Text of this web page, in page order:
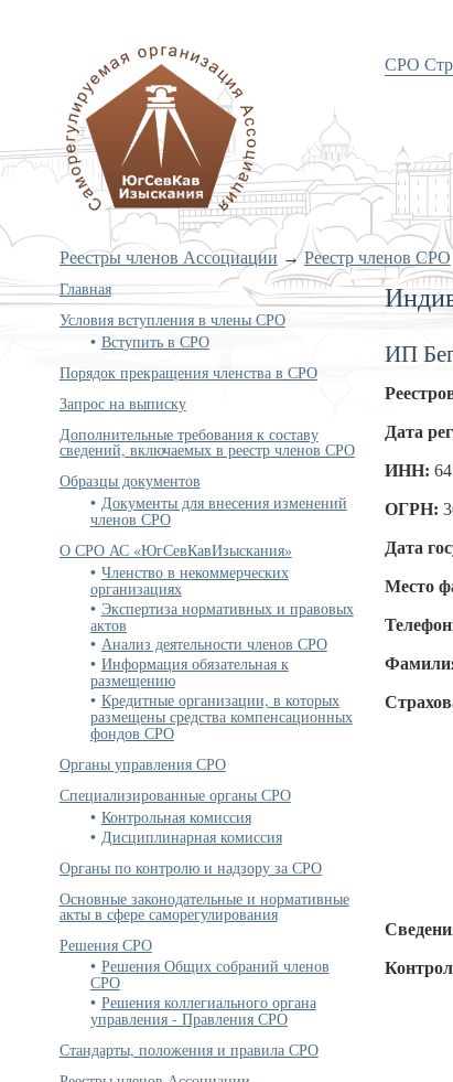
«Объединение изыскателей
Южного и Северо-Кавказского
округов»
СРО
Реестры членов Ассоциации →Реестр членов СРО
Главная
Условия вступления в члены СРО
Вступить в СРО
Порядок прекращения членства в СРО
Запрос на выписку
Дополнительные требования к составу
сведений, включаемых в реестр членов СРО
Образцы документов
Документы для внесения изменений
членов СРО
О СРО АС «ЮгСевКавИзыскания»
Членство в некоммерческих
организациях
Экспертиза нормативных и правовых
актов
Анализ деятельности членов СРО
Информация обязательная к
размещению
Кредитные организации, в которых
размещены средства компенсационных
фондов СРО
Органы управления СРО
Специализированные органы СРО
Контрольная комиссия
Дисциплинарная комиссия
Органы по контролю и надзору за СРО
Основные законодательные и нормативные
акты в сфере саморегулирования
Решения СРО
Решения Общих собраний членов
СРО
Решения коллегиального органа
управления - Правления СРО
Стандарты, положения и правила СРО
ИП
Дата
ИНН:
ОГРН:
Дата
Место